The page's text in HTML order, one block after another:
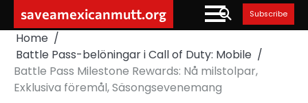
content
saveamexicanmutt.org Subscribe
Home
Battle Pass-belöningar i Call of Duty: Mobile
Battle Pass Milestone Rewards: Nå milstolpar,
Exklusiva föremål, Säsongsevenemang